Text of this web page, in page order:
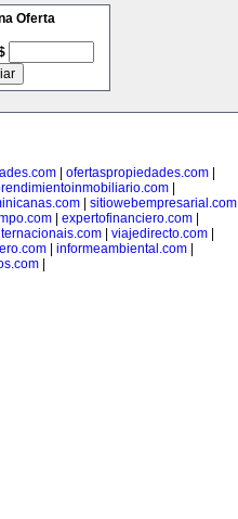
Oferta
| ofertaspropiedades.com|
| sitiowebempresarial.com
expertofinanciero.com
viajedirecto.com
| informeambiental.com|
|